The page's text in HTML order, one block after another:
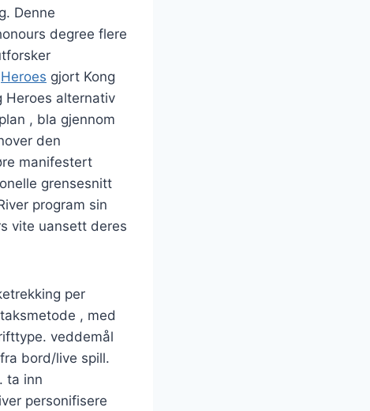
Denne
degree flere
Heroes gjort Kong
Heroes alternativ
, bla gjennom
den
manifestert
grensesnitt
program sin
vite uansett deres
per
, med
veddemål
bord/live spill.
ta inn
personifisere